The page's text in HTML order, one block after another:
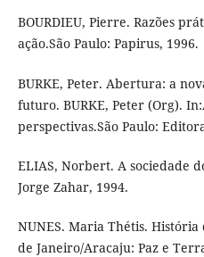
BOURDIEU, Pierre. Razões
ação.São Paulo: Papirus, 1996.
BURKE, Peter. Abertura: a
futuro. BURKE, Peter (Org).
perspectivas.São Paulo:
ELIAS, Norbert. A sociedade
Jorge Zahar, 1994.
NUNES. Maria Thétis. História
de Janeiro/Aracaju: Paz e